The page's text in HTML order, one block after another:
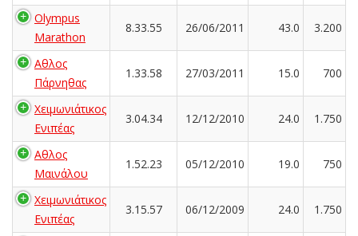
Olympus
Marathon
8.33.55 26/06/2011 43.0 3.200
Αθλος
Πάρνηθας
1.33.58 27/03/2011 15.0 700
Χειμωνιάτικος
Ενιπέας
3.04.34 12/12/2010 24.0 1.750
Αθλος
Μαινάλου
1.52.23 05/12/2010 19.0 750
Χειμωνιάτικος
Ενιπέας
3.15.57 06/12/2009 24.0 1.750